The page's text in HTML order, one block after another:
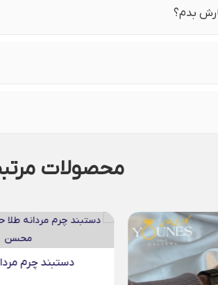
بدم؟
محصولات
دستبند چرم مردانه طلا...